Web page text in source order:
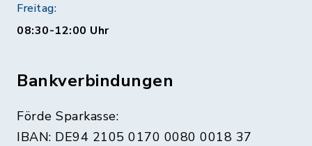
Freitag:
08:30-12:00 Uhr
Bankverbindungen
Förde Sparkasse:
IBAN: DE94 2105 0170 0080 0018 37